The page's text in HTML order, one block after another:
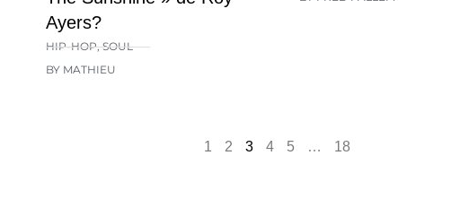
Ayers?
HIP-HOP,SOUL
BY MATHIEU
1 2 3 4 5 … 18